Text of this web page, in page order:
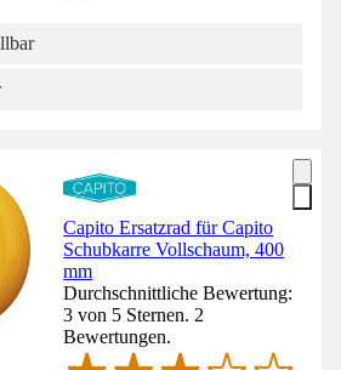
Capito Ersatzrad für Capito
Schubkarre Vollschaum, 400
mm
Durchschnittliche Bewertung:
3 von 5 Sternen. 2
Bewertungen.